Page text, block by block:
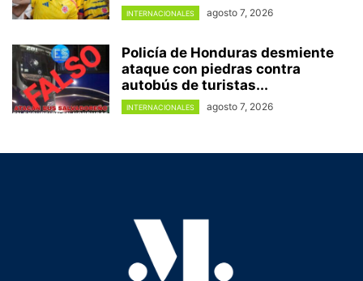
INTERNACIONALES agosto 7, 2026
Policía de Honduras desmiente
ataque con piedras contra
autobús de turistas...
INTERNACIONALES agosto 7, 2026